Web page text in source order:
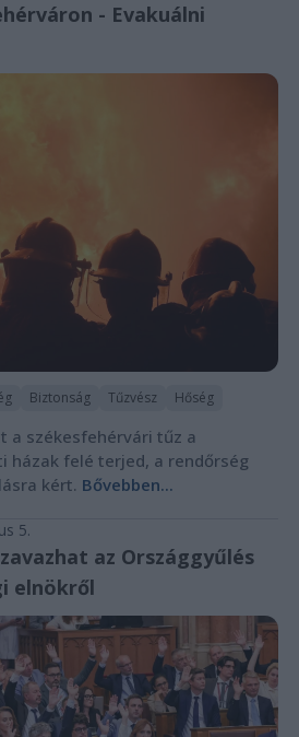
- Evakuálni
Biztonság Tűzvész Hőség
a székesfehérvári tűz a
házak felé terjed, a rendőrség
kért. Bővebben...
5.
az Országgyűlés
elnökről